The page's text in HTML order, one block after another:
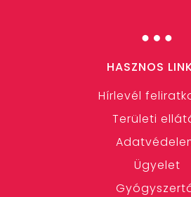
…
HASZNOS
Hírlevél
Területi
Ügyelet